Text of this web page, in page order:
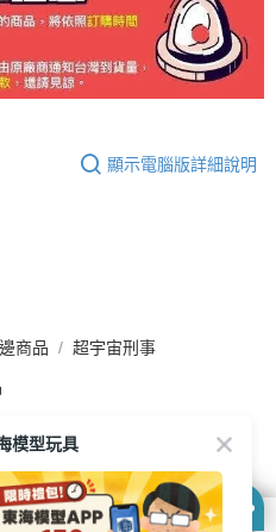
顯示電腦版詳細說明
商品 超宇宙刑事
使用 cookie 方式之詳情，及若您不希
模型玩具